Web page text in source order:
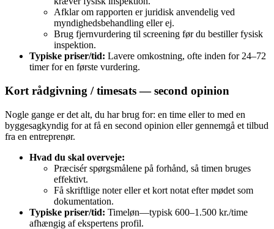
Afklar om rapporten er juridisk anvendelig ved
myndighedsbehandling eller ej.
Brug fjernvurdering til screening før du bestiller fysisk
inspektion.
Typiske priser/tid: Lavere omkostning, ofte inden for 24–72
timer for en første vurdering.
Kort rådgivning / timesats — second opinion
Nogle gange er det alt, du har brug for: en time eller to med en
byggesagkyndig for at få en second opinion eller gennemgå et tilbud
fra en entreprenør.
Hvad du skal overveje:
Præcisér spørgsmålene på forhånd, så timen bruges
effektivt.
Få skriftlige noter eller et kort notat efter mødet som
dokumentation.
Typiske priser/tid: Timeløn—typisk 600–1.500 kr./time
afhængig af ekspertens profil.